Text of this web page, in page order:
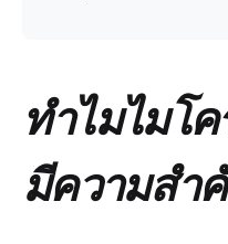
ทำไมไมโ
มีความสำ